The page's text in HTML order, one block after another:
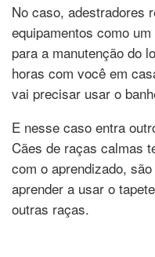
No caso, adestradores
equipamentos como
para a manutenção do
horas com você em
vai precisar usar o
E nesse caso entra
Cães de raças calmas
com o aprendizado,
aprender a usar o
outras raças.